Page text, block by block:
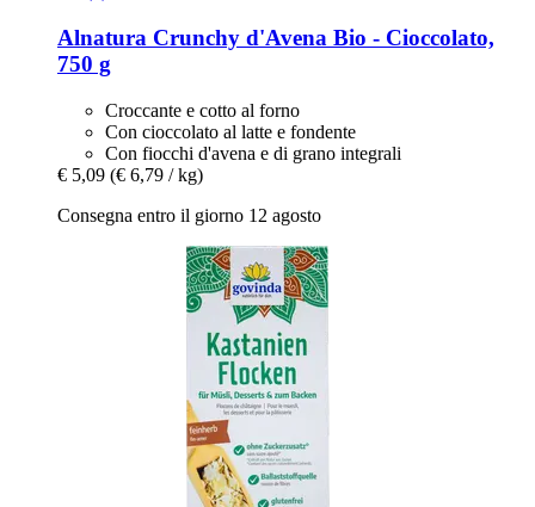
Alnatura Crunchy d'Avena Bio -​ Cioccolato,
750 g
Croccante e cotto al forno
Con cioccolato al latte e fondente
Con fiocchi d'avena e di grano integrali
€ 5,09 (€ 6,79 / kg)
Consegna entro il giorno 12 agosto